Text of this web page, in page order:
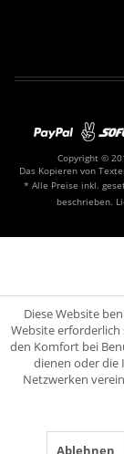
Copyright ©
Das Kopieren von
* Alle Preise inkl.
beschrieben.
Diese Website
Website erforderlich
den Komfort bei
dienen oder die
Netzwerken
Ablehnen